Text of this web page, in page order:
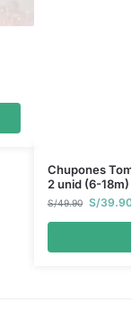
Chupones
2 unid (6-18m)
S/49.90 S/39.90